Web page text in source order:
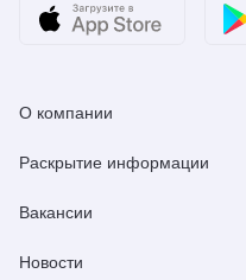
О компании
Раскрытие информации
Вакансии
Новости